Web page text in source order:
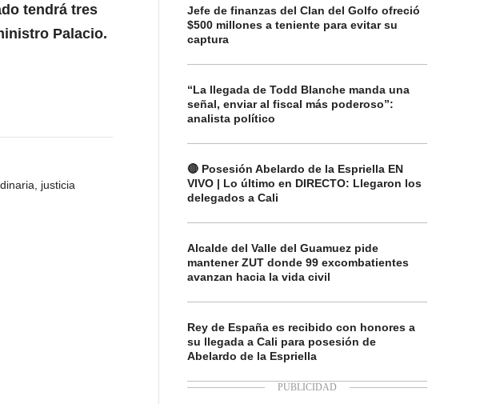
tendrá tres
Palacio.
justicia
Jefe de finanzas del Clan del Golfo ofreció
$500 millones a teniente para evitar su
captura
“La llegada de Todd Blanche manda una
señal, enviar al fiscal más poderoso”:
analista político
🔴 Posesión Abelardo de la Espriella EN
VIVO | Lo último en DIRECTO: Llegaron los
delegados a Cali
Alcalde del Valle del Guamuez pide
mantener ZUT donde 99 excombatientes
avanzan hacia la vida civil
Rey de España es recibido con honores a
su llegada a Cali para posesión de
Abelardo de la Espriella